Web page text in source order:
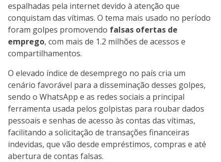
espalhadas pela internet devido à atenção que
conquistam das vítimas. O tema mais usado no período
foram golpes promovendo falsas ofertas de
emprego, com mais de 1.2 milhões de acessos e
compartilhamentos.
O elevado índice de desemprego no país cria um
cenário favorável para a disseminação desses golpes,
sendo o WhatsApp e as redes sociais a principal
ferramenta usada pelos golpistas para roubar dados
pessoais e senhas de acesso às contas das vítimas,
facilitando a solicitação de transações financeiras
indevidas, que vão desde empréstimos, compras e até
abertura de contas falsas.